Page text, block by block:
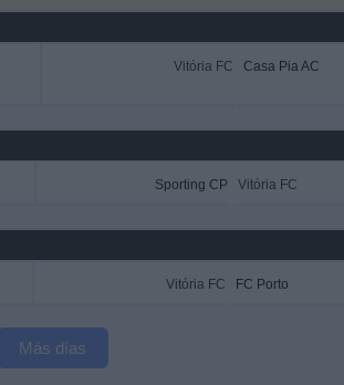
Vitória FC Casa Pia AC
Sporting CP Vitória FC
Vitória FC FC Porto
Más días